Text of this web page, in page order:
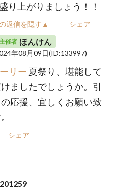
り上がりましょう！！
返信を隠す▲ シェア
催者 ほんけん
年08月09日(ID:133997)
リー 夏祭り、堪能して
ましたでしょうか。引
応援、宜しくお願い致
シェア